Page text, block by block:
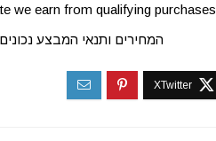
we earn from qualifying purchases.
המחירים ותנאי המבצע